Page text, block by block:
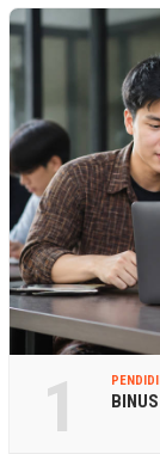
1